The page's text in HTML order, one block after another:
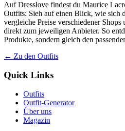
Auf Dresslove findest du Maurice
Outfits: Sieh auf einen Blick, wie sich
vergleiche Preise verschiedener
direkt zum jeweiligen Anbieter. So
Produkte, sondern gleich den
← Zu den Outfits
Quick Links
Outfits
Outfit-Generator
Über uns
Magazin